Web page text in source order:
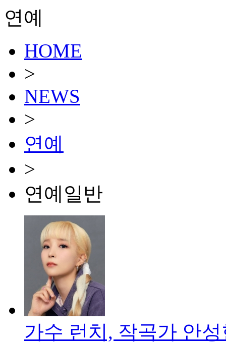
연예
HOME
>
NEWS
>
연예
>
연예일반
가수 런치, 작곡가 안